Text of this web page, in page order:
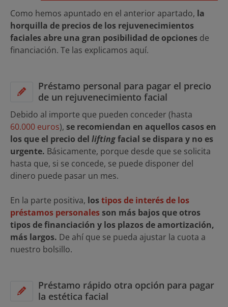
Como hemos apuntado en el anterior apartado, la
horquilla de precios de los rejuvenecimientos
faciales abre una gran posibilidad de opciones de
financiación. Te las explicamos aquí.
Préstamo personal para pagar el precio
de un rejuvenecimiento facial
Debido al importe que pueden conceder (hasta
60.000 euros), se recomiendan en aquellos casos en
los que el precio del liftingfacial se dispara y no es
urgente. Básicamente, porque desde que se solicita
hasta que, si se concede, se puede disponer del
dinero puede pasar un mes.
En la parte positiva, lostipos de interés de los
préstamos personalesson más bajos que otros
tipos de financiación y los plazos de amortización,
más largos. De ahí que se pueda ajustar la cuota a
nuestro bolsillo.
Préstamo rápido otra opción para pagar
la estética facial